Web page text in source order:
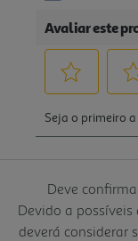
Deve
Devido a
deverá considerar